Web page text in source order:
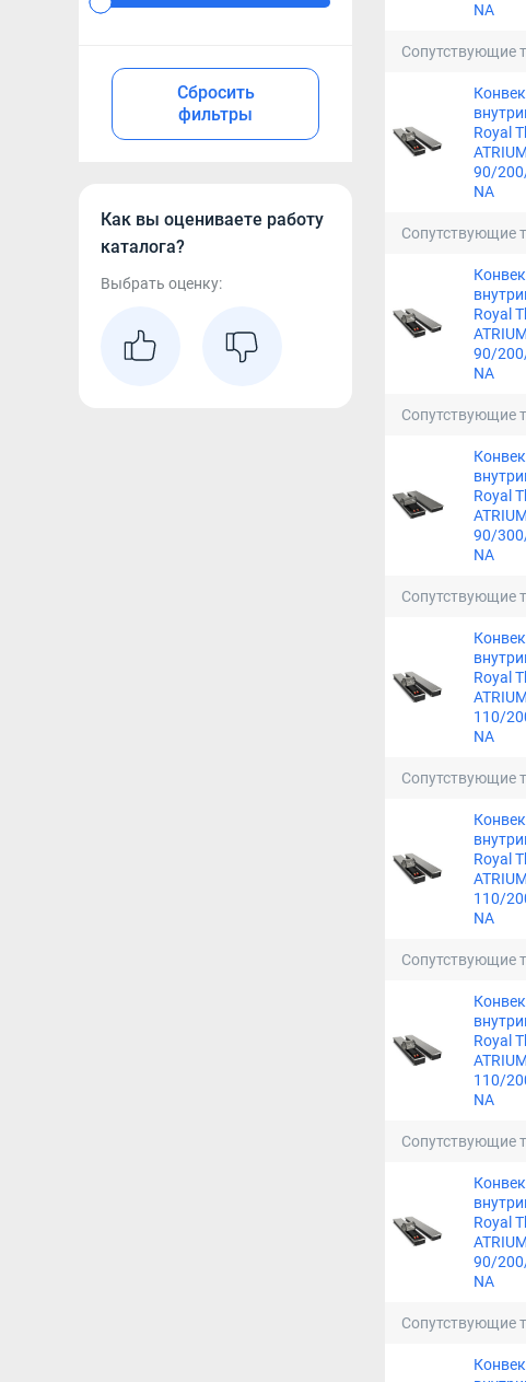
Сбросить
фильтры
Как вы оцениваете работу
каталога?
Выбрать оценку:
NA
Сопутствующие
Royal
90/
NA
Сопутствующие
Royal
90/
NA
Сопутствующие
Royal
90/
NA
Сопутствующие
Royal
110/
NA
Сопутствующие
Royal
110/
NA
Сопутствующие
Royal
110/
NA
Сопутствующие
Royal
90/
NA
Сопутствующие